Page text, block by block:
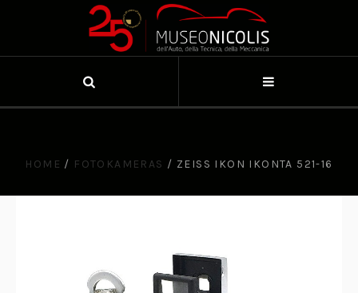
HOME / FOTOKAMERAS / ZEISS IKON IKONTA 521-16